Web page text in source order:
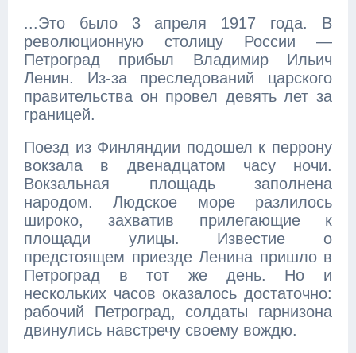
...Это было 3 апреля 1917 года. В
революционную столицу России —
Петроград прибыл Владимир Ильич
Ленин. Из-за преследований царского
правительства он провел девять лет за
границей.
Поезд из Финляндии подошел к перрону
вокзала в двенадцатом часу ночи.
Вокзальная площадь заполнена
народом. Людское море разлилось
широко, захватив прилегающие к
площади улицы. Известие о
предстоящем приезде Ленина пришло в
Петроград в тот же день. Но и
нескольких часов оказалось достаточно:
рабочий Петроград, солдаты гарнизона
двинулись навстречу своему вождю.